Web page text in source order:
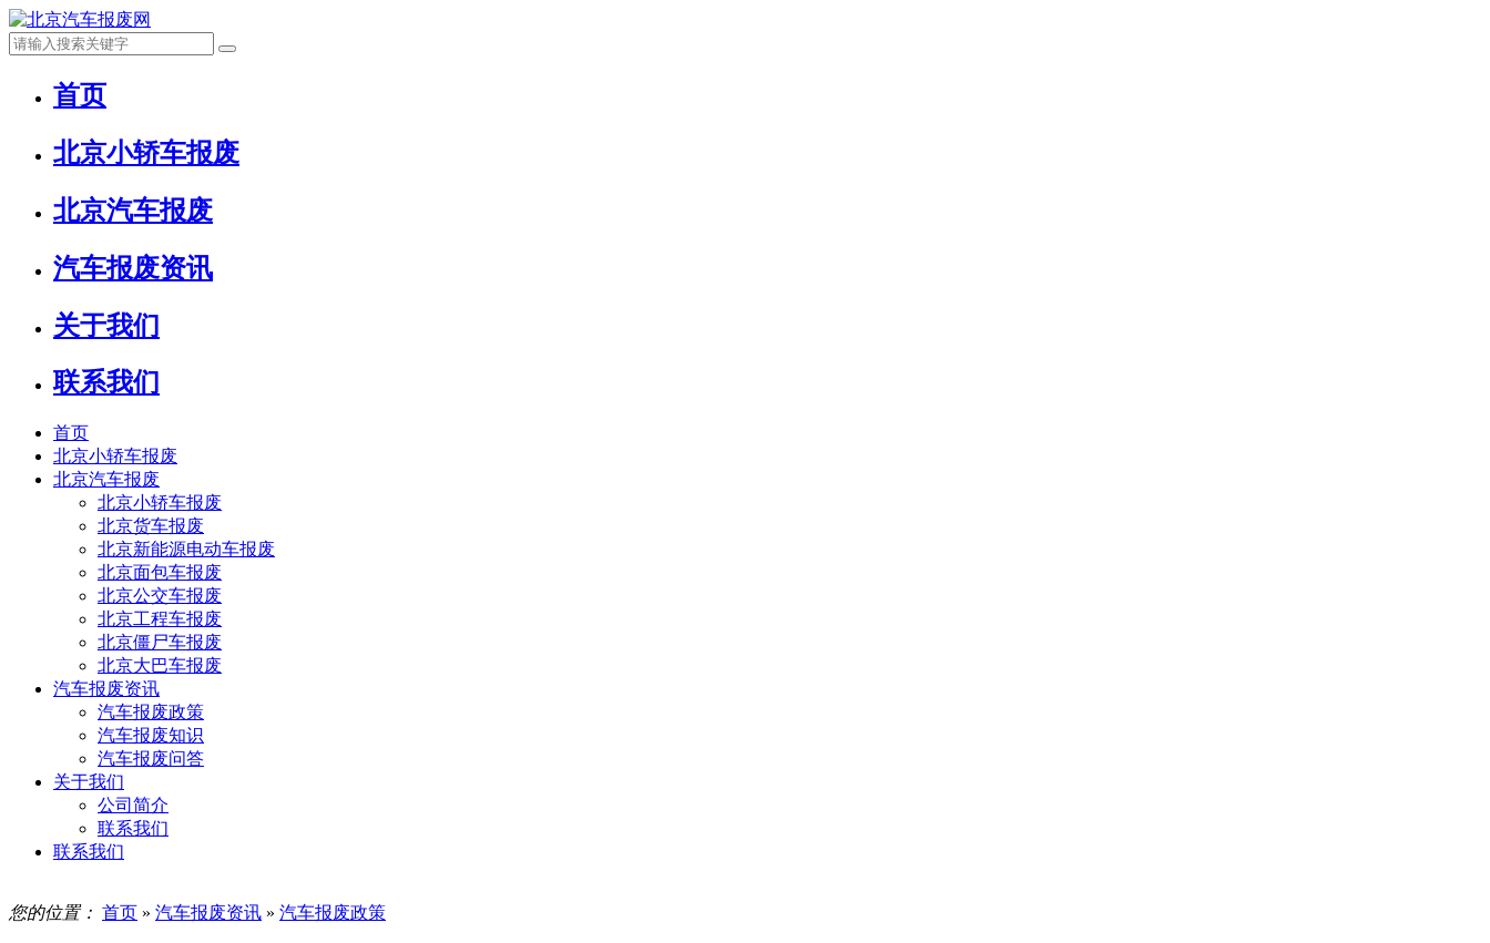
首页
北京小轿车报废
北京汽车报废
汽车报废资讯
关于我们
联系我们
首页
北京小轿车报废
北京汽车报废
北京小轿车报废
北京货车报废
北京新能源电动车报废
北京面包车报废
北京公交车报废
北京工程车报废
北京僵尸车报废
北京大巴车报废
汽车报废资讯
汽车报废政策
汽车报废知识
汽车报废问答
关于我们
公司简介
联系我们
联系我们
您的位置： 首页 » 汽车报废资讯 » 汽车报废政策